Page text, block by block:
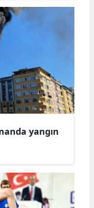
yangın